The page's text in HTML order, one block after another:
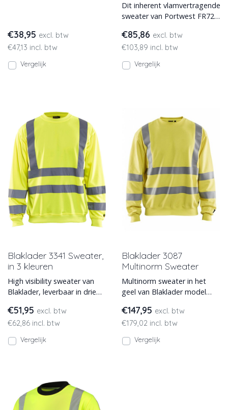
€38,95 excl. btw
€47,13 incl. btw
Vergelijk
Dit inherent vlamvertragende
sweater van Portwest FR72
zichtbaar te zijn vanaf
€85,86 excl. btw
€103,89 incl. btw
Vergelijk
Blaklader 3341 Sweater,
in 3 kleuren
High visibility sweater van
Blaklader, leverbaar in drie
heldere kleuren e
€51,95 excl. btw
€62,86 incl. btw
Vergelijk
Blaklader 3087
Multinorm Sweater
Multinorm sweater in het
geel van Blaklader model
S t/m XXXL.
€147,95 excl. btw
€179,02 incl. btw
Vergelijk